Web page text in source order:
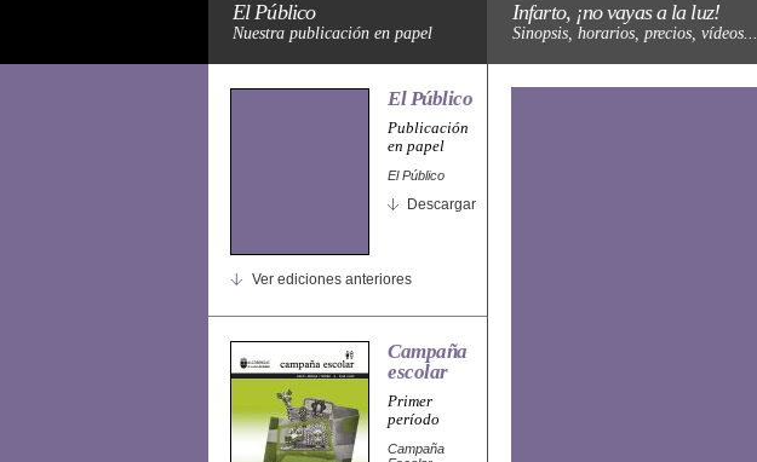
Infarto, ¡no vayas a la luz!
Sinopsis, horarios, precios, vídeos...
El Público
Nuestra publicación en papel
El Público
Publicación
en papel
El Público
Descargar
Ver ediciones anteriores
Campaña
escolar
Primer
período
Campaña